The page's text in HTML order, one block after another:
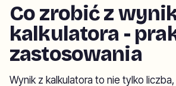
Co zrobić z
kalkulatora -
zastosowania
Wynik z kalkulatora to nie tylko